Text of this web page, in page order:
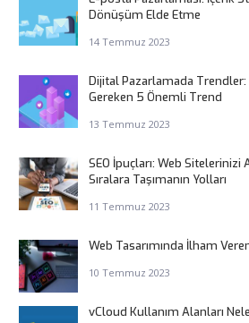
Dönüşüm Elde Etme
14 Temmuz 2023
Dijital Pazarlamada
Gereken 5 Önemli Trend
13 Temmuz 2023
SEO İpuçları: Web
Sıralara Taşımanın Yolları
11 Temmuz 2023
Web Tasarımında İlham
10 Temmuz 2023
vCloud Kullanım Alanları